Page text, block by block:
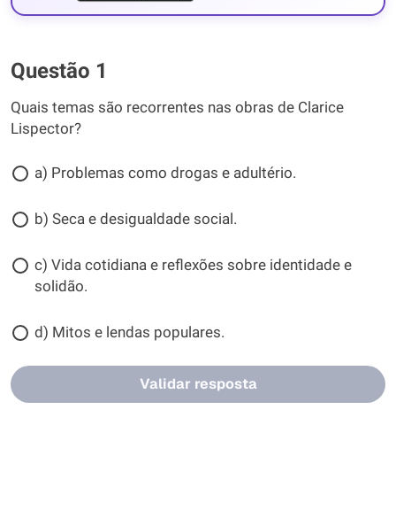
Questão 1
Quais temas são recorrentes nas obras de Clarice
Lispector?
a) Problemas como drogas e adultério.
b) Seca e desigualdade social.
c) Vida cotidiana e reflexões sobre identidade e
solidão.
d) Mitos e lendas populares.
Validar resposta